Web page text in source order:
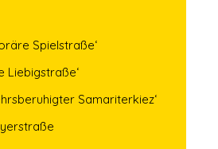
Spielstraße‘
Liebigstraße‘
Samariterkiez‘